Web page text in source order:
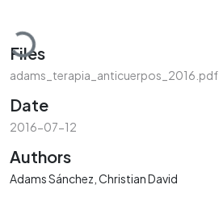
Loading...
Files
adams_terapia_anticuerpos_2016.pdf
Date
2016-07-12
Authors
Adams Sánchez, Christian David